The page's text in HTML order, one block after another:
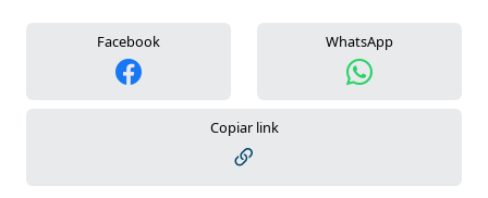
Facebook WhatsApp
Copiar link